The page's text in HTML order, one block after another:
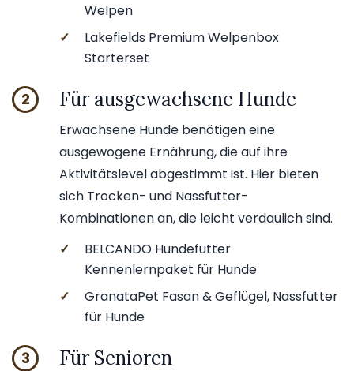
Welpen
✓
Lakefields Premium Welpenbox
Starterset
2 Für ausgewachsene Hunde
Erwachsene Hunde benötigen eine
ausgewogene Ernährung, die auf ihre
Aktivitätslevel abgestimmt ist. Hier bieten
sich Trocken- und Nassfutter-
Kombinationen an, die leicht verdaulich sind.
✓
BELCANDO Hundefutter
Kennenlernpaket für Hunde
✓
GranataPet Fasan & Geflügel, Nassfutter
für Hunde
3 Für Senioren